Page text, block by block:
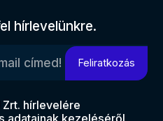
hírlevelünkre.
Feliratkozás
Zrt. hírlevelére